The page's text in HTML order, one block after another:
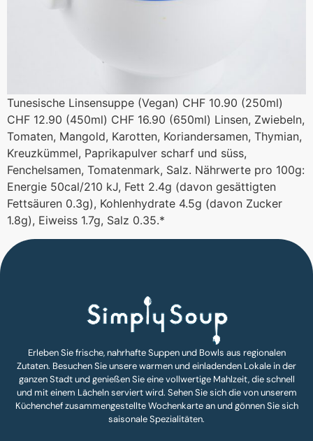
Tunesische Linsensuppe (Vegan) CHF 10.90 (250ml)
CHF 12.90 (450ml) CHF 16.90 (650ml) Linsen, Zwiebeln,
Tomaten, Mangold, Karotten, Koriandersamen, Thymian,
Kreuzkümmel, Paprikapulver scharf und süss,
Fenchelsamen, Tomatenmark, Salz. Nährwerte pro 100g:
Energie 50cal/210 kJ, Fett 2.4g (davon gesättigten
Fettsäuren 0.3g), Kohlenhydrate 4.5g (davon Zucker
1.8g), Eiweiss 1.7g, Salz 0.35.*
Erleben Sie frische, nahrhafte Suppen und Bowls aus regionalen
Zutaten. Besuchen Sie unsere warmen und einladenden Lokale in der
ganzen Stadt und genießen Sie eine vollwertige Mahlzeit, die schnell
und mit einem Lächeln serviert wird. Sehen Sie sich die von unserem
Küchenchef zusammengestellte Wochenkarte an und gönnen Sie sich
saisonale Spezialitäten.